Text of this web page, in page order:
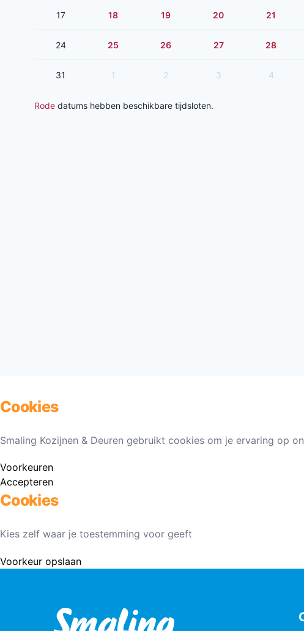
17 18 19 20 21
24 25 26 27 28
31 1 2 3 4
Rode datums hebben beschikbare tijdsloten.
Cookies
Smaling Kozijnen & Deuren gebruikt cookies om je ervaring op
Voorkeuren
Accepteren
Cookies
Kies zelf waar je toestemming voor geeft
Voorkeur opslaan